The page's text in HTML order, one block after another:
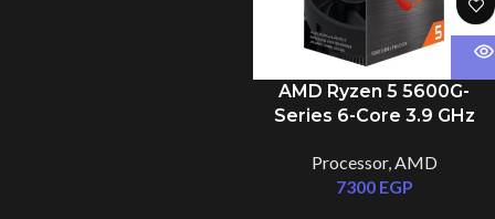
AMD Ryzen 5 5600G-
Series 6-Core 3.9 GHz
Radeon Graphics Desktop
Processor
Processor,AMD
7300 EGP